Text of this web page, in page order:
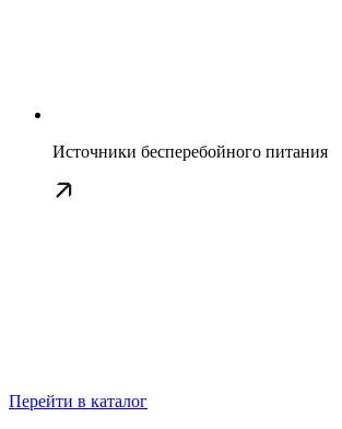
Источники бесперебойного питания
Перейти в каталог